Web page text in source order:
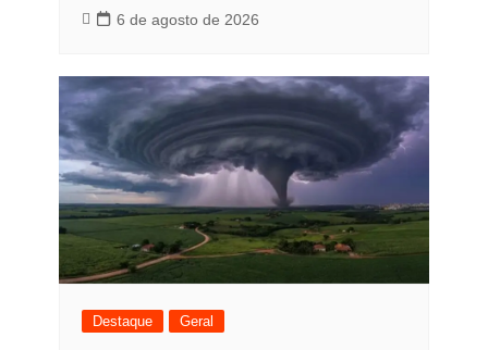
6 de agosto de 2026
Destaque Geral